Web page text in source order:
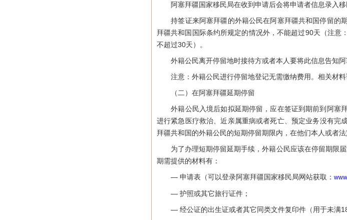
阿塞拜疆国家移民局在收到申请后会将申请者信息录入移
持签证来阿塞拜疆的外籍公民在阿塞拜疆共和国停留的
拜疆共和国国际条约所规定的情况外，不能超过90天（注
不超过30天）。
外籍公民离开停留地时接待方或者本人要将此信息告知阿
注意：外籍公民进行停留地登记无需缴纳费用。相关材料
（二）在阿塞拜疆延期停留
外籍公民入境后如拟延期停留，应在签证到期前到阿塞
进行紧急医疗救治、近亲属重病或者死亡、预定业务没有完
拜疆共和国的外籍公民的短期停留期限内，在他们本人或者
为了办理短期停留延期手续，外籍公民应该在停留期限届
期需提供的材料有：
— 申请表（可以登录阿塞拜疆国家移民局网站获取：
— 护照或其它旅行证件；
— 经公证的出生证或者其它同类文件复印件（用于未满18